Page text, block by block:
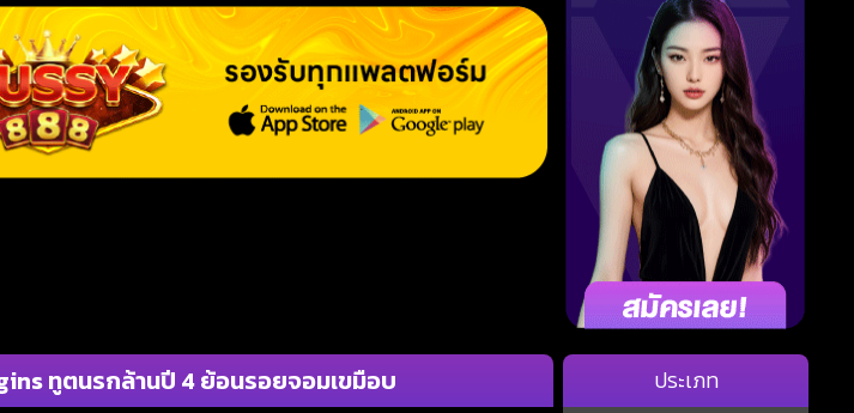
ทูตนรกล้านปี 4 ย้อนรอยจอมเขมือบ ประเภท